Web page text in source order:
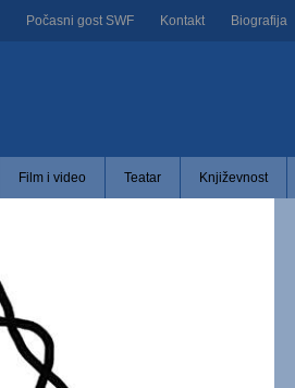
Počasni gost SWF Kontakt Biografija
Film i video Teatar Književnost